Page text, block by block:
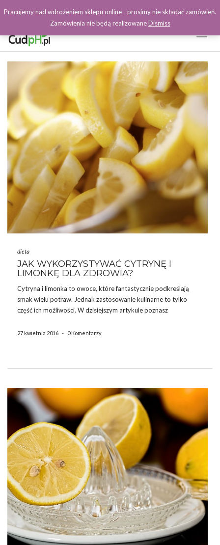
Facebook
dieta
JAK WYKORZYSTYWAĆ CYTRYNĘ I
LIMONKĘ DLA ZDROWIA?
Cytryna i limonka to owoce, które fantastycznie podkreślają
smak wielu potraw. Jednak zastosowanie kulinarne to tylko
część ich możliwości. W dzisiejszym artykule poznasz
twórcę diety odkwaszającej organizm. Właściwości cytryny i
27 kwietnia 2016 - 0 Komentarzy
Pracujemy nad wdrożeniem sklepu online - prosimy nie składać zamówień.
Zamówienia nie będą realizowaneDismiss